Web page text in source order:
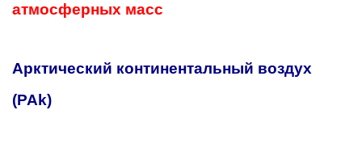
атмосферных масс
Арктический континентальный воздух
(PAk)